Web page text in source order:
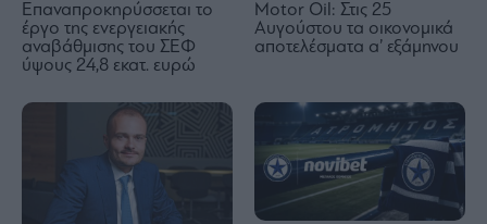
Επαναπροκηρύσσεται το
έργο της ενεργειακής
αναβάθμισης του ΣΕΦ
ύψους 24,8 εκατ. ευρώ
Motor Oil: Στις 25
Αυγούστου τα οικονομικά
αποτελέσματα α’ εξάμηνου